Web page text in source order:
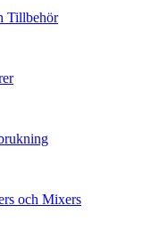
Tillbehör
och Mixers